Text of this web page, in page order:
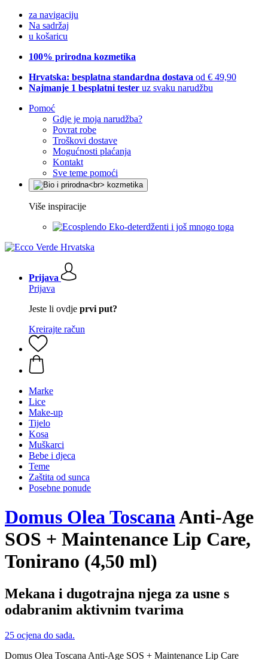
za navigaciju
Na sadržaj
u košaricu
100% prirodna kozmetika
Hrvatska: besplatna standardna dostava od € 49,90
Najmanje 1 besplatni tester uz svaku narudžbu
Pomoć
Gdje je moja narudžba?
Povrat robe
Troškovi dostave
Mogućnosti plaćanja
Kontakt
Sve teme pomoći
Više inspiracije
Eko-deterdženti i još mnogo toga
Prijava
Prijava
Jeste li ovdje prvi put?
Kreirajte račun
Marke
Lice
Make-up
Tijelo
Kosa
Muškarci
Bebe i djeca
Teme
Zaštita od sunca
Posebne ponude
Domus Olea ToscanaAnti-Age
SOS + Maintenance Lip Care,
Tonirano (4,50 ml)
Mekana i dugotrajna njega za usne s
odabranim aktivnim tvarima
25 ocjena do sada.
Domus Olea Toscana Anti-Age SOS + Maintenance Lip Care